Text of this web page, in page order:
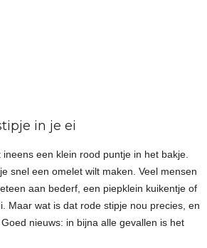
in je ei
een klein rood puntje in het bakje.
snel een omelet wilt maken. Veel mensen
aan bederf, een piepklein kuikentje of
Maar wat is dat rode stipje nou precies, en
nieuws: in bijna alle gevallen is het